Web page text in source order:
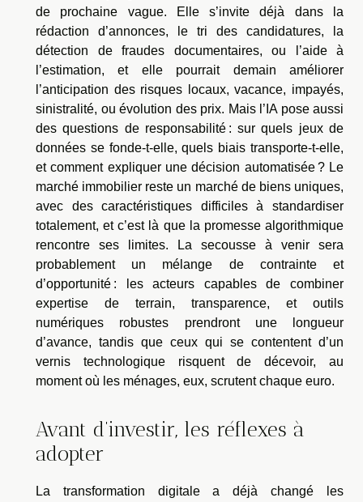
de prochaine vague. Elle s’invite déjà dans la
rédaction d’annonces, le tri des candidatures, la
détection de fraudes documentaires, ou l’aide à
l’estimation, et elle pourrait demain améliorer
l’anticipation des risques locaux, vacance, impayés,
sinistralité, ou évolution des prix. Mais l’IA pose aussi
des questions de responsabilité : sur quels jeux de
données se fonde-t-elle, quels biais transporte-t-elle,
et comment expliquer une décision automatisée ? Le
marché immobilier reste un marché de biens uniques,
avec des caractéristiques difficiles à standardiser
totalement, et c’est là que la promesse algorithmique
rencontre ses limites. La secousse à venir sera
probablement un mélange de contrainte et
d’opportunité : les acteurs capables de combiner
expertise de terrain, transparence, et outils
numériques robustes prendront une longueur
d’avance, tandis que ceux qui se contentent d’un
vernis technologique risquent de décevoir, au
moment où les ménages, eux, scrutent chaque euro.
Avant d’investir, les réflexes à
adopter
La transformation digitale a déjà changé les